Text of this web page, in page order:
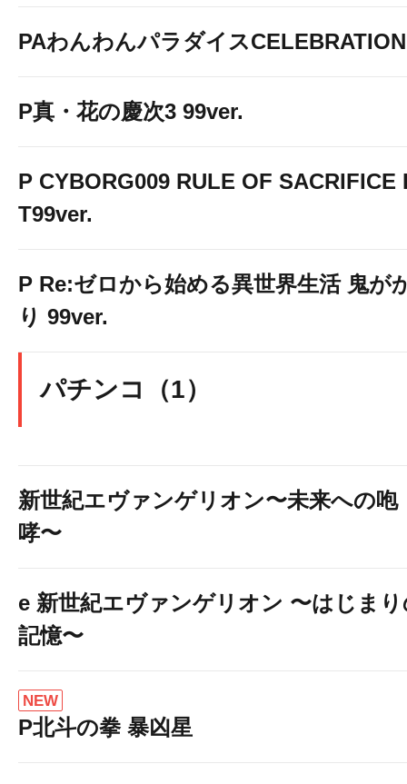
PAわんわんパラダイスCELEBRATION
P真・花の慶次3 99ver.
P CYBORG009 RULE OF SACRIFICE
T99ver.
P Re:ゼロから始める異世界生活 鬼が
り 99ver.
パチンコ（1）
新世紀エヴァンゲリオン〜未来への咆
哮〜
e 新世紀エヴァンゲリオン 〜はじま
記憶〜
NEW
P北斗の拳 暴凶星